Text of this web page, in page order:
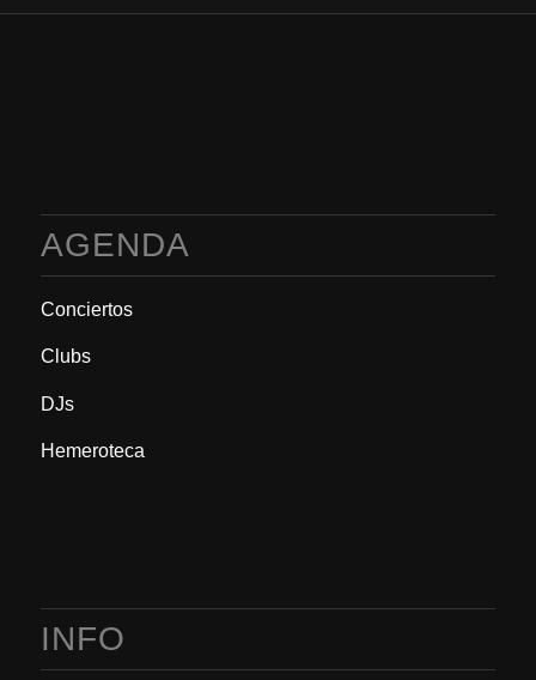
AGENDA
Conciertos
Clubs
DJs
Hemeroteca
INFO